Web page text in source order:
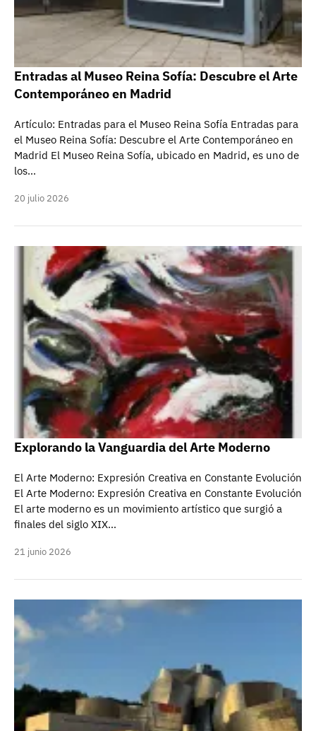
Entradas al Museo Reina Sofía: Descubre el Arte
Contemporáneo en Madrid
Artículo: Entradas para el Museo Reina Sofía Entradas para
el Museo Reina Sofía: Descubre el Arte Contemporáneo en
Madrid El Museo Reina Sofía, ubicado en Madrid, es uno de
los…
20 julio 2026
Explorando la Vanguardia del Arte Moderno
El Arte Moderno: Expresión Creativa en Constante Evolución
El Arte Moderno: Expresión Creativa en Constante Evolución
El arte moderno es un movimiento artístico que surgió a
finales del siglo XIX…
21 junio 2026